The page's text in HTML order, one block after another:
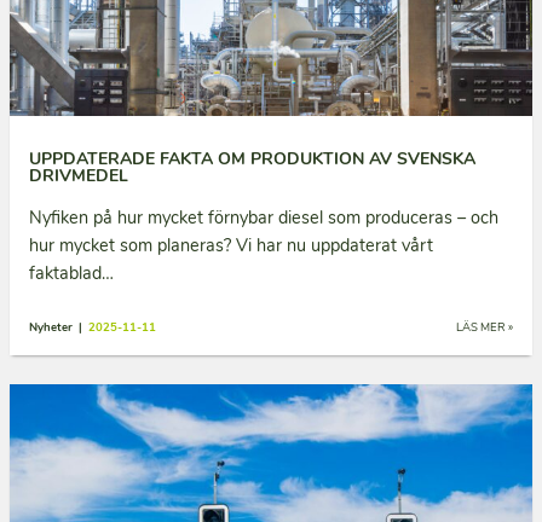
UPPDATERADE FAKTA OM PRODUKTION AV SVENSKA
DRIVMEDEL
Nyfiken på hur mycket förnybar diesel som produceras – och
hur mycket som planeras? Vi har nu uppdaterat vårt
faktablad…
LÄS MER »
Nyheter | 2025-11-11